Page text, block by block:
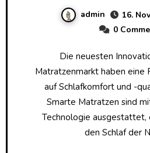
admin
16.
0
Die neuesten Innovationen auf dem
Matratzenmarkt haben eine
auf Schlafkomfort und -
Smarte Matratzen sind
Technologie ausgestattet,
den Schlaf der